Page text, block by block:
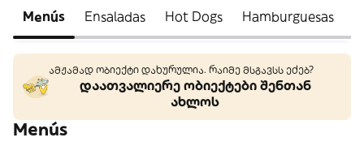
Menús Ensaladas Hot Dogs Hamburguesas
ამჟამად ობიექტი დახურულია. რაიმე მსგავსს ეძებ?
დაათვალიერე ობიექტები შენთან
ახლოს
Menús